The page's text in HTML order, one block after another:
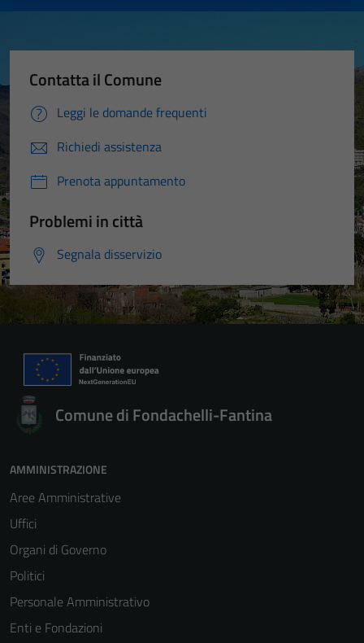
Contatta il Comune
Leggi le domande frequenti
Richiedi assistenza
Prenota appuntamento
Problemi in città
Segnala disservizio
Comune di Fondachelli-Fantina
AMMINISTRAZIONE
Aree Amministrative
Uffici
Organi di Governo
Politici
Personale Amministrativo
Enti e Fondazioni